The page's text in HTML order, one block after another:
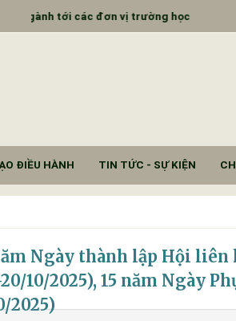
đơn vị trường học Về
ĐIỀU HÀNH TIN TỨC - SỰ KIỆN
Ngày thành lập Hội liên
10/2025), 15 năm Ngày
2025)